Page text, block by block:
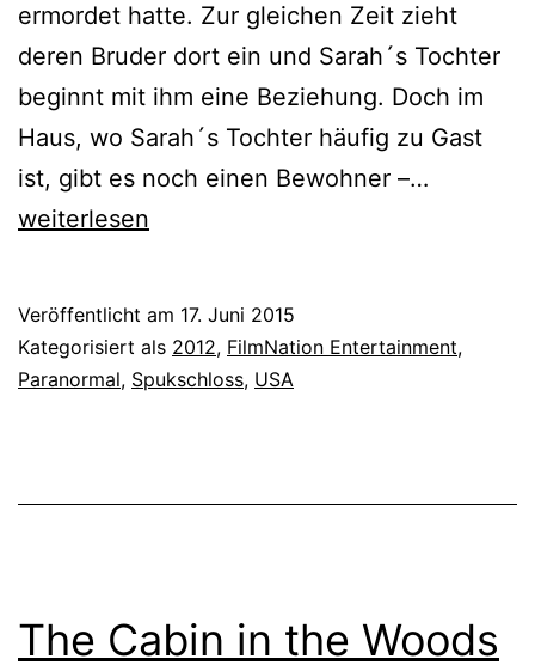
ermordet hatte. Zur gleichen Zeit zieht
deren Bruder dort ein und Sarah´s Tochter
beginnt mit ihm eine Beziehung. Doch im
Haus, wo Sarah´s Tochter häufig zu Gast
ist, gibt es noch einen Bewohner –…
of
weiterlesen
Veröffentlicht am 17. Juni 2015
Kategorisiert als 2012, FilmNation Entertainment,
Paranormal, Spukschloss, USA
The Cabin in the Woods